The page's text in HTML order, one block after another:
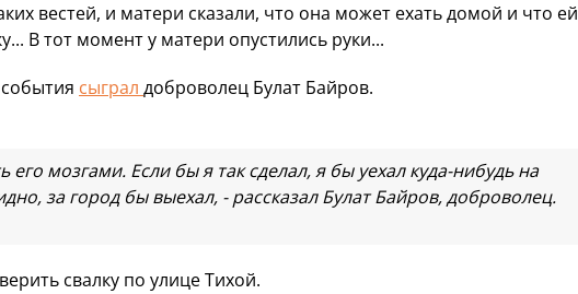
вестей, и матери сказали, что она может ехать домой и что ей
В тот момент у матери опустились руки...
сыграл доброволец Булат Байров.
его мозгами. Если бы я так сделал, я бы уехал куда-нибудь на
за город бы выехал, - рассказал Булат Байров, доброволец.
свалку по улице Тихой.